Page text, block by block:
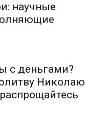
научные
с деньгами?
Николаю